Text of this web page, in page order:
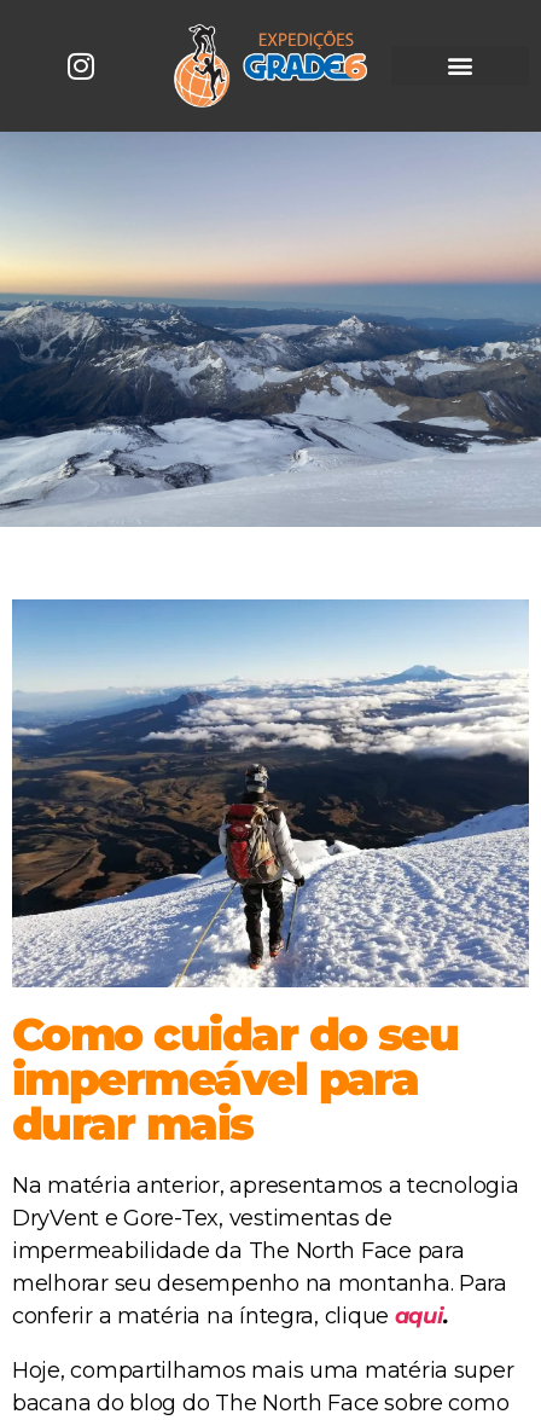
Como cuidar do seu
impermeável para
durar mais
Na matéria anterior, apresentamos a tecnologia
DryVent e Gore-Tex, vestimentas de
impermeabilidade da The North Face para
melhorar seu desempenho na montanha. Para
conferir a matéria na íntegra, clique aqui.
Hoje, compartilhamos mais uma matéria super
bacana do blog do The North Face sobre como